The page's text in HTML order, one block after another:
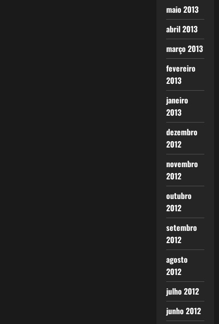
maio 2013
abril 2013
março 2013
fevereiro
2013
janeiro
2013
dezembro
2012
novembro
2012
outubro
2012
setembro
2012
agosto
2012
julho 2012
junho 2012